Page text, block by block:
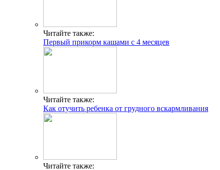
Читайте также:
Первый прикорм кашами с 4 месяцев
Читайте также:
Как отучить ребенка от грудного вскармливания
Читайте также: